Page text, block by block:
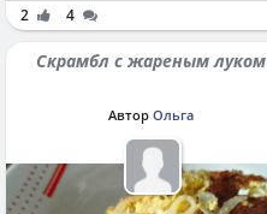
2 4
Скрамбл с жареным луком
Автор Ольга